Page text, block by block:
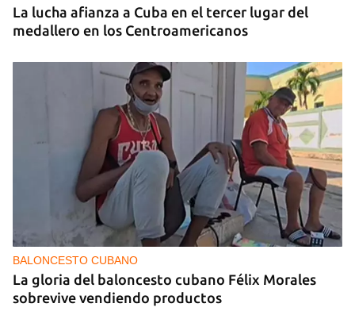
La lucha afianza a Cuba en el tercer lugar del
medallero en los Centroamericanos
BALONCESTO CUBANO
La gloria del baloncesto cubano Félix Morales
sobrevive vendiendo productos